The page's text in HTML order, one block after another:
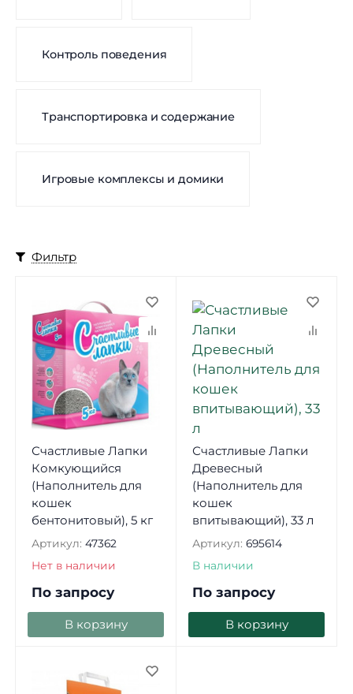
Контроль поведения
Транспортировка и содержание
Игровые комплексы и домики
Фильтр
Счастливые Лапки
Комкующийся
(Наполнитель для
кошек
бентонитовый), 5 кг
Артикул: 47362
Нет в наличии
По запросу
В корзину
Счастливые Лапки
Древесный
(Наполнитель для
кошек
впитывающий), 33 л
Артикул: 695614
В наличии
По запросу
В корзину